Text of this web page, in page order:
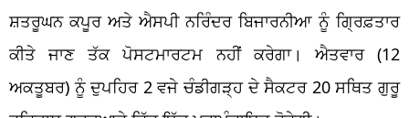
ਸ਼ਤਰੂਘਨ ਕਪੂਰ ਅਤੇ ਐਸਪੀ ਨਰਿੰਦਰ ਬਿਜਾਰਨੀਆ ਨੂੰ ਗ੍ਰਿਫ਼ਤਾਰ
ਕੀਤੇ ਜਾਣ ਤੱਕ ਪੋਸਟਮਾਰਟਮ ਨਹੀਂ ਕਰੇਗਾ। ਐਤਵਾਰ (12
ਅਕਤੂਬਰ) ਨੂੰ ਦੁਪਹਿਰ 2 ਵਜੇ ਚੰਡੀਗੜ੍ਹ ਦੇ ਸੈਕਟਰ 20 ਸਥਿਤ ਗੁਰੂ